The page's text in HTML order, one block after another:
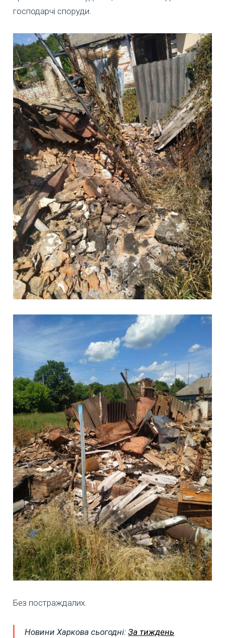
господарчі споруди.
Без постраждалих.
Новини Харкова сьогодні: За тиждень